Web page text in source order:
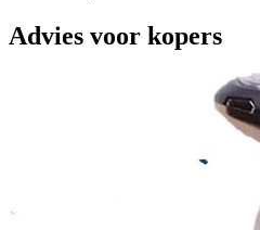
Advies voor kopers